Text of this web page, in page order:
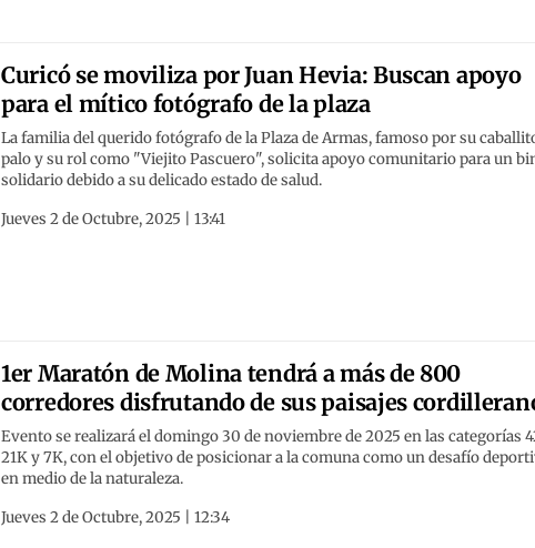
Curicó se moviliza por Juan Hevia: Buscan apoyo
para el mítico fotógrafo de la plaza
La familia del querido fotógrafo de la Plaza de Armas, famoso por su
palo y su rol como "Viejito Pascuero", solicita apoyo comunitario para un
solidario debido a su delicado estado de salud.
Jueves 2 de Octubre, 2025 | 13:41
1er Maratón de Molina tendrá a más de 800
corredores disfrutando de sus paisajes
Evento se realizará el domingo 30 de noviembre de 2025 en las categorías
21K y 7K, con el objetivo de posicionar a la comuna como un desafío
en medio de la naturaleza.
Jueves 2 de Octubre, 2025 | 12:34